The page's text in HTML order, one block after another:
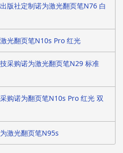
版社定制诺为激光翻页笔N76 白
光翻页笔N10s Pro 红光
采购诺为激光翻页笔N29 标准
购诺为翻页笔N10s Pro 红光 双
激光翻页笔N95s